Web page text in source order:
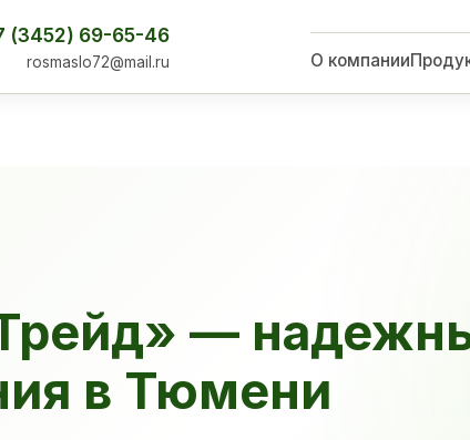
(3452) 69-65-46
rosmaslo72@mail.ru О компании
—
в Тюмени